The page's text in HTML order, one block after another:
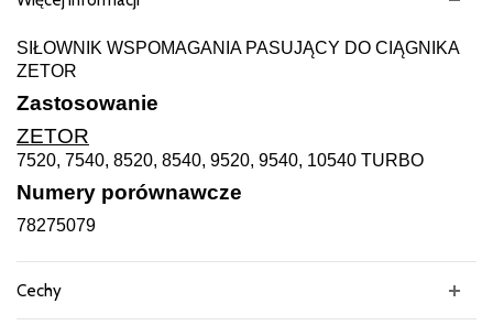
SIŁOWNIK WSPOMAGANIA PASUJĄCY DO CIĄGNIKA
ZETOR
Zastosowanie
ZETOR
7520, 7540, 8520, 8540, 9520, 9540, 10540 TURBO
Numery porównawcze
78275079
Cechy